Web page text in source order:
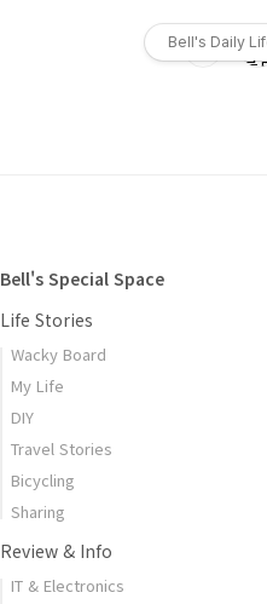
Bell's Special Space
Life Stories
Wacky Board
My Life
DIY
Travel Stories
Bicycling
Sharing
Review & Info
IT & Electronics
Bell's Daily